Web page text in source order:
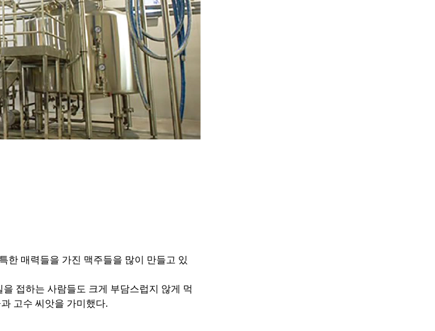
한 매력들을 가진 맥주들을 많이 만들고 있
접하는 사람들도 크게 부담스럽지 않게 먹
고수 씨앗을 가미했다.